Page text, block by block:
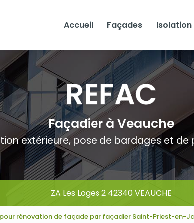
Accueil
Façades Isolation
Façadier à Veauche
extérieure, pose de bardages et de
ZA Les Loges 2 42340 VEAUCHE
pour rénovation de façade par façadier Saint-Priest-en-